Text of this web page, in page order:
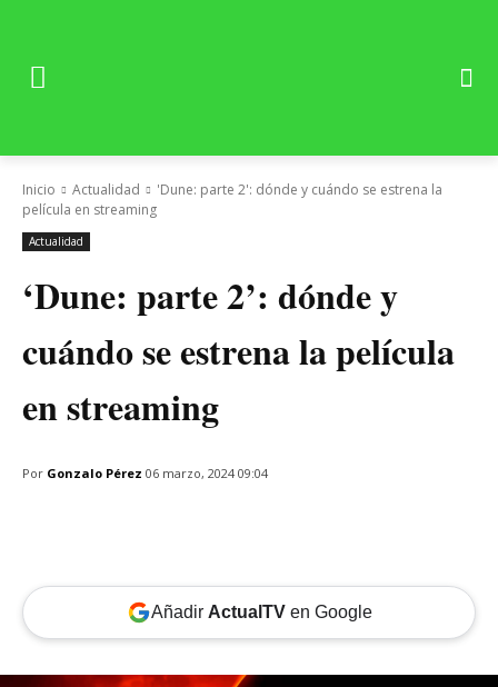
Inicio Actualidad
'Dune: parte 2': dónde y cuándo se estrena la
película en streaming
Actualidad
‘Dune: parte 2’: dónde y
cuándo se estrena la película
en streaming
Por Gonzalo Pérez 06 marzo, 2024 09:04
Añadir ActualTVen Google